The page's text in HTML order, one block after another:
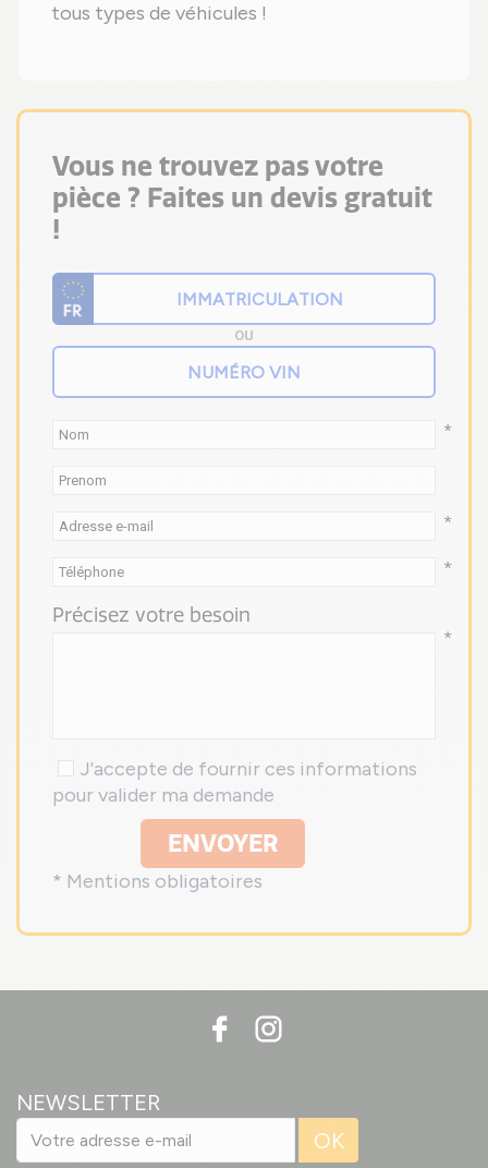
tous types de véhicules !
Vous ne trouvez pas votre
pièce ? Faites un devis gratuit
!
OU
*
*
*
Précisez votre besoin
*
J'accepte de fournir ces informations
pour valider ma demande
ENVOYER
* Mentions obligatoires
NEWSLETTER
OK